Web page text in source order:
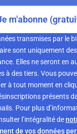
m'abonne
transmises par le
sont uniquement
Elles ne seront en
à des tiers. Vous
à tout moment en
présents
Pour plus
l’intégralité de
de vos données